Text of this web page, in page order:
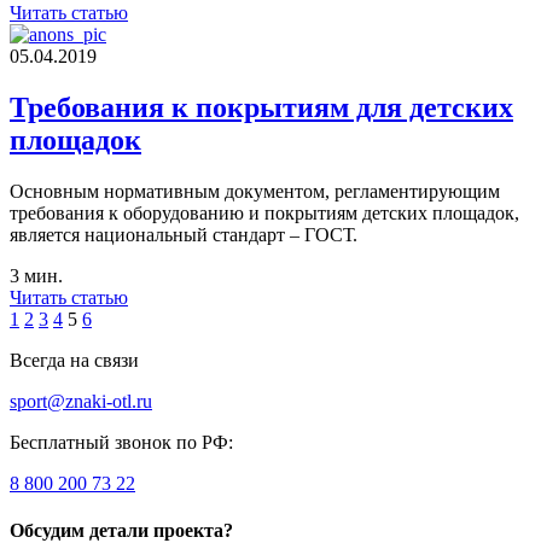
Читать статью
05.04.2019
Требования к покрытиям для детских
площадок
Основным нормативным документом, регламентирующим
требования к оборудованию и покрытиям детских площадок,
является национальный стандарт – ГОСТ.
3 мин.
Читать статью
1 2 3 4 5 6
Всегда на связи
sport@znaki-otl.ru
Бесплатный звонок по РФ:
8 800 200 73 22
Обсудим детали проекта?